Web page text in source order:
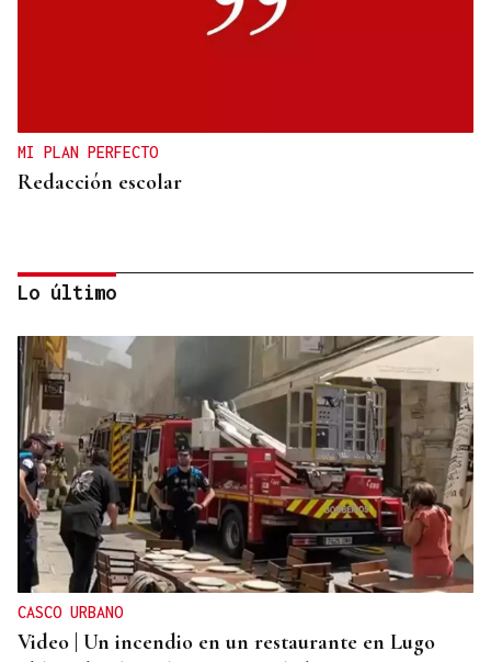
MI PLAN PERFECTO
Redacción escolar
Jenaro Castro
TRAZADO HORIZONTAL
El sueño de una noche de verano
Lo último
CASCO URBANO
Video | Un incendio en un restaurante en Lugo